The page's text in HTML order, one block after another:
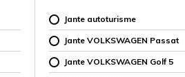
Jante autoturisme
Jante VOLKSWAGEN Passat
Jante VOLKSWAGEN Golf 5